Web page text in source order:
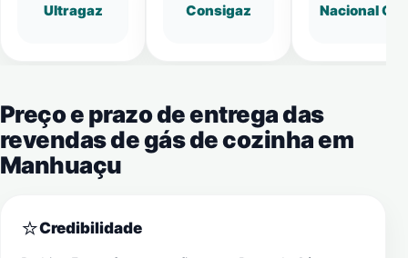
Ultragaz Consigaz Nacional Gás
Preço e prazo de entrega das
revendas de gás de cozinha em
Manhuaçu
⭐Credibilidade